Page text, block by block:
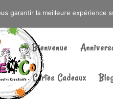
SO WATT À SAINT ANDRÉ OU
Bienvenue
Cartes Cadeaux
garantir la meilleure